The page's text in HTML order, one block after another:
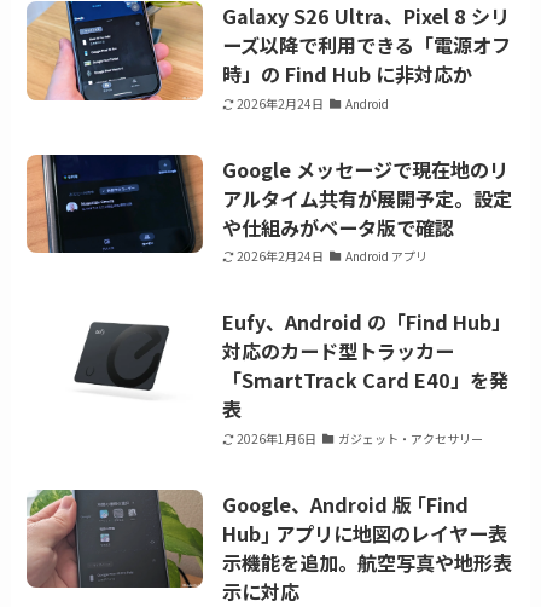
Galaxy S26 Ultra、Pixel 8 シリ
ーズ以降で利用できる「電源オフ
時」の Find Hub に非対応か
2026年2月24日 Android
Google メッセージで現在地のリ
アルタイム共有が展開予定。設定
や仕組みがベータ版で確認
2026年2月24日 Android アプリ
Eufy、Android の「Find Hub」
対応のカード型トラッカー
「SmartTrack Card E40」を発
表
2026年1月6日 ガジェット・アクセサリー
Google、Android 版 ｢Find
Hub｣ アプリに地図のレイヤー表
示機能を追加。航空写真や地形表
示に対応